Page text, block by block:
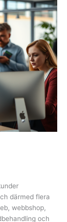
därmed flera
webbshop,
och